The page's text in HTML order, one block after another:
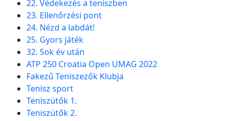
22. Védekezés a teniszben
23. Ellenőrzési pont
24. Nézd a labdát!
25. Gyors játék
32. Sok év után
ATP 250 Croatia Open UMAG 2022
Fakezű Teniszezők Klubja
Tenisz sport
Teniszütők 1.
Teniszütők 2.